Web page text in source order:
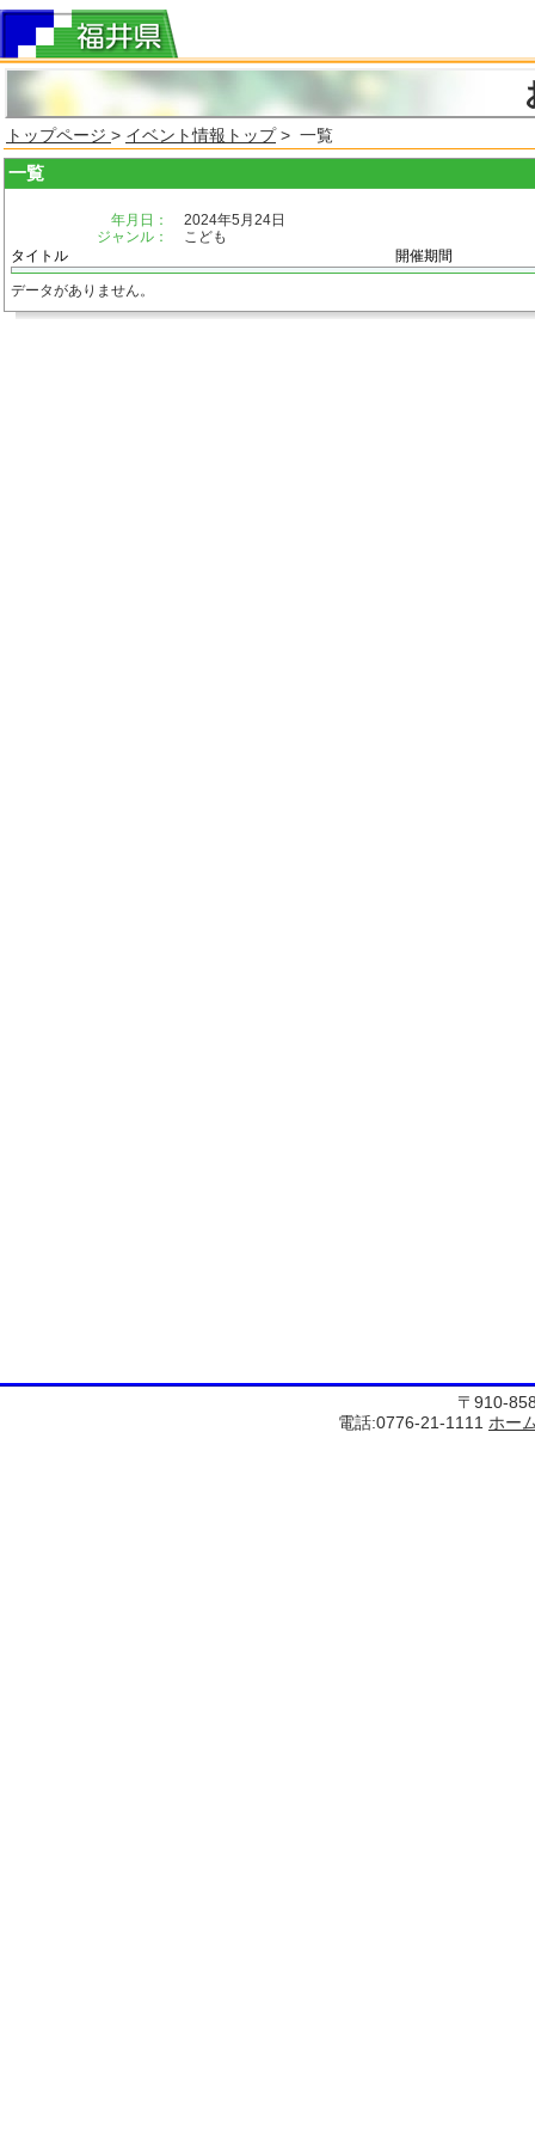
トップページ > イベント情報トップ> 一覧
一覧
年月日：
2024年5月24日
ジャンル：
こども
タイトル
開催期間
データがありません。
〒910-
電話:0776-21-1111 ホー